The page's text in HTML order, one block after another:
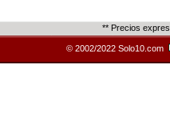
** Precios
© 2002/2022 Solo10.com